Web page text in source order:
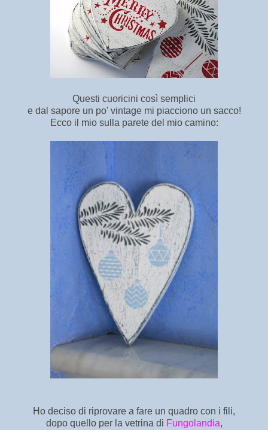
Questi cuoricini così semplici
e dal sapore un po' vintage mi piacciono un sacco!
Ecco il mio sulla parete del mio camino:
Ho deciso di riprovare a fare un quadro con i fili,
dopo quello per la vetrina di Fungolandia,